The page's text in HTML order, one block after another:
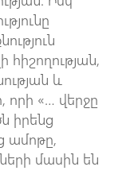
և
որի «… վերջը
իրենց
ամոթը,
մասին են